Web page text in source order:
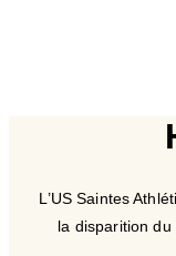
L’US Saintes
la disparition